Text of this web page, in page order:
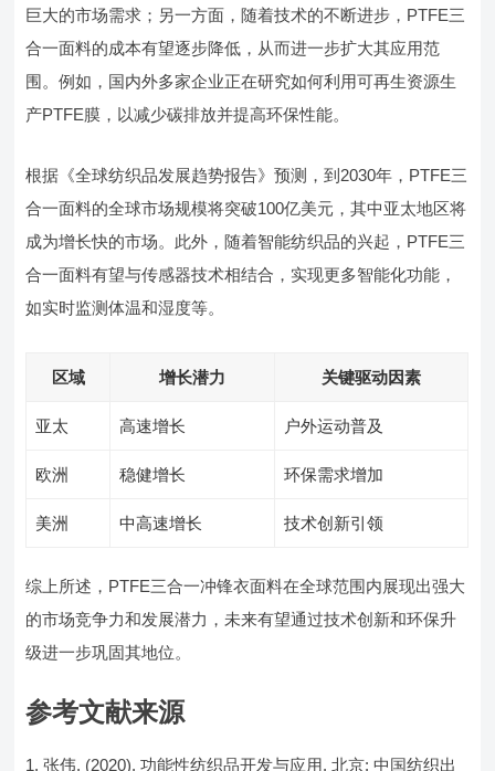
巨大的市场需求；另一方面，随着技术的不断进步，PTFE三
合一面料的成本有望逐步降低，从而进一步扩大其应用范
围。例如，国内外多家企业正在研究如何利用可再生资源生
产PTFE膜，以减少碳排放并提高环保性能。
根据《全球纺织品发展趋势报告》预测，到2030年，PTFE三
合一面料的全球市场规模将突破100亿美元，其中亚太地区将
成为增长快的市场。此外，随着智能纺织品的兴起，PTFE三
合一面料有望与传感器技术相结合，实现更多智能化功能，
如实时监测体温和湿度等。
区域 增长潜力 关键驱动因素
亚太 高速增长 户外运动普及
欧洲 稳健增长 环保需求增加
美洲 中高速增长 技术创新引领
综上所述，PTFE三合一冲锋衣面料在全球范围内展现出强大
的市场竞争力和发展潜力，未来有望通过技术创新和环保升
级进一步巩固其地位。
参考文献来源
张伟. (2020). 功能性纺织品开发与应用. 北京: 中国纺织出